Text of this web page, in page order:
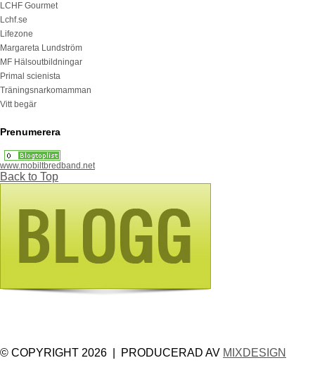
LCHF Gourmet
Lchf.se
Lifezone
Margareta Lundström
MF Hälsoutbildningar
Primal scienista
Träningsnarkomamman
Vitt begär
Prenumerera
www.mobiltbredband.net
Back to Top
© COPYRIGHT 2026 | PRODUCERAD AV MIXDESIGN